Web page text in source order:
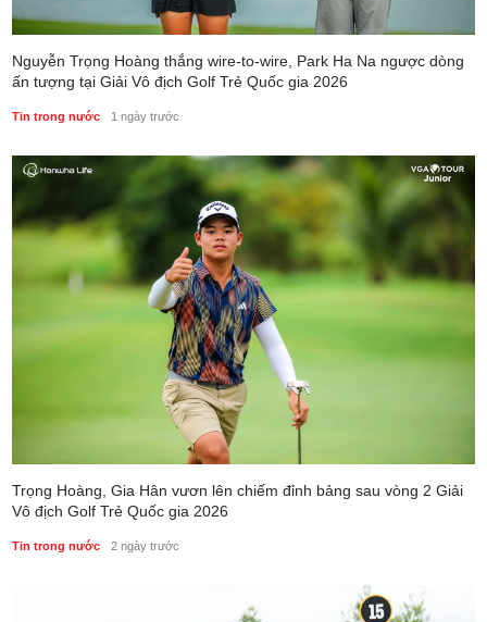
Nguyễn Trọng Hoàng thắng wire-to-wire, Park Ha Na ngược dòng
ấn tượng tại Giải Vô địch Golf Trẻ Quốc gia 2026
Tin trong nước 1 ngày trước
Trọng Hoàng, Gia Hân vươn lên chiếm đỉnh bảng sau vòng 2 Giải
Vô địch Golf Trẻ Quốc gia 2026
Tin trong nước 2 ngày trước